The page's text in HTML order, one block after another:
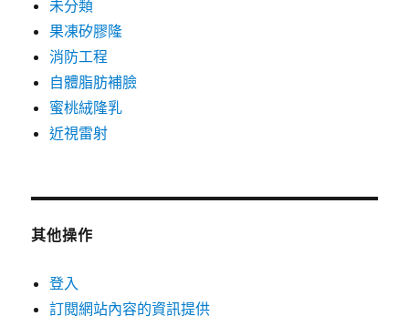
未分類
果凍矽膠隆
消防工程
自體脂肪補臉
蜜桃絨隆乳
近視雷射
其他操作
登入
訂閱網站內容的資訊提供